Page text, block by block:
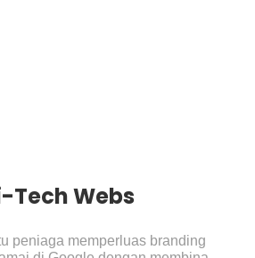
Tech Webs
peniaga memperluas branding